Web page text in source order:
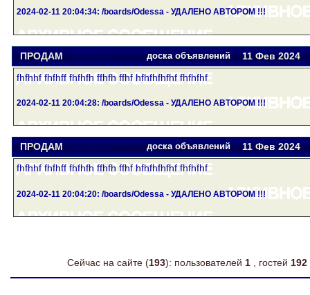
2024-02-11 20:04:34: /boards/Odessa - УДАЛЕНО АВТОРОМ !!!
ПРОДАМ wrungel доска объявлений 11 Фев2024
fhfhhf fhfhff fhfhfh ffhfh ffhf hfhfhfhfhf fhfhfhf
2024-02-11 20:04:28: /boards/Odessa - УДАЛЕНО АВТОРОМ !!!
ПРОДАМ wrungel доска объявлений 11 Фев2024
fhfhhf fhfhff fhfhfh ffhfh ffhf hfhfhfhfhf fhfhfhf
2024-02-11 20:04:20: /boards/Odessa - УДАЛЕНО АВТОРОМ !!!
Сейчас на сайте (193): пользователей 1 , гостей 192